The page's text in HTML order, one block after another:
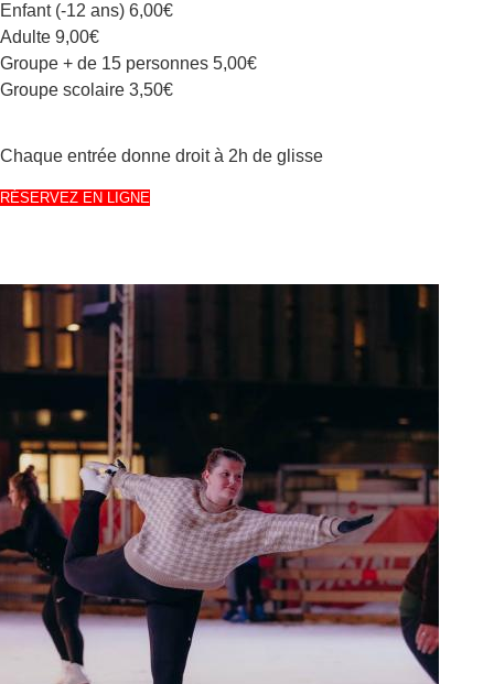
Enfant (-12 ans) 6,00€
Adulte 9,00€
Groupe + de 15 personnes 5,00€
Groupe scolaire 3,50€
Chaque entrée donne droit à 2h de glisse
RÉSERVEZ EN LIGNE